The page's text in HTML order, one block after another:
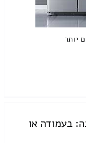
יותר
בעמודה או